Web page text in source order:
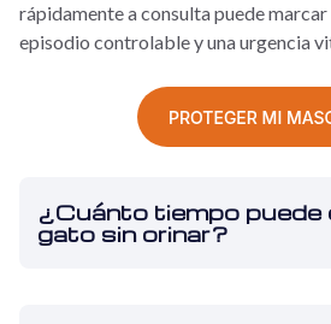
rápidamente a consulta puede
episodio controlable y una urgencia
¿Cuánto tiempo puede
gato sin orinar?